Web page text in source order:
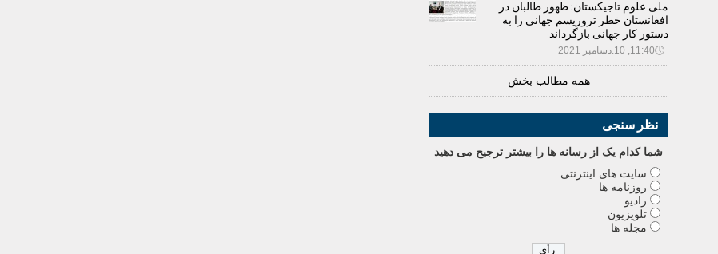
ملی علوم تاجیکستان: ظهور طالبان در
افغانستان خطر تروریسم جهانی را به
دستور کار جهانی بازگرداند
🕔11:40, 10.دسامبر 2021
همه مطالب بخش
نظر سنجی
شما کدام يک از رسانه ها را بيشتر ترجيح می دهيد
سایت های اینترنتی
روزنامه ها
رادیو
تلویزیون
مجله ها